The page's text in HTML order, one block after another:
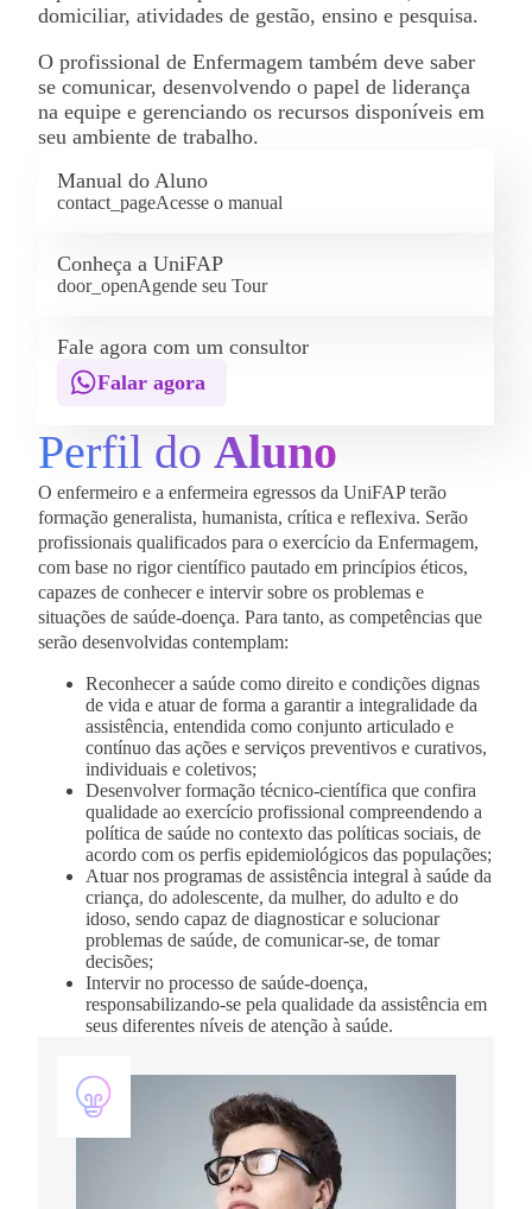
domiciliar, atividades de gestão, ensino e pesquisa.
O profissional de Enfermagem também deve saber
se comunicar, desenvolvendo o papel de liderança
na equipe e gerenciando os recursos disponíveis em
seu ambiente de trabalho.
Manual do Aluno
contact_pageAcesse o manual
Conheça a UniFAP
door_openAgende seu Tour
Fale agora com um consultor
Falar agora
Perfil do Aluno
O enfermeiro e a enfermeira egressos da UniFAP terão
formação generalista, humanista, crítica e reflexiva. Serão
profissionais qualificados para o exercício da Enfermagem,
com base no rigor científico pautado em princípios éticos,
capazes de conhecer e intervir sobre os problemas e
situações de saúde-doença. Para tanto, as competências que
serão desenvolvidas contemplam:
Reconhecer a saúde como direito e condições dignas
de vida e atuar de forma a garantir a integralidade da
assistência, entendida como conjunto articulado e
contínuo das ações e serviços preventivos e curativos,
individuais e coletivos;
Desenvolver formação técnico-científica que confira
qualidade ao exercício profissional compreendendo a
política de saúde no contexto das políticas sociais, de
acordo com os perfis epidemiológicos das populações;
Atuar nos programas de assistência integral à saúde da
criança, do adolescente, da mulher, do adulto e do
idoso, sendo capaz de diagnosticar e solucionar
problemas de saúde, de comunicar-se, de tomar
decisões;
Intervir no processo de saúde-doença,
responsabilizando-se pela qualidade da assistência em
seus diferentes níveis de atenção à saúde.